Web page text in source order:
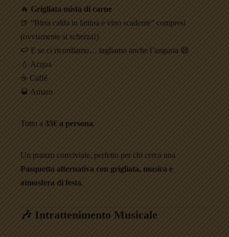
🔥 Grigliata mista di carne
🍺 “Birra calda in lattina e vino scadente” compresi
(ovviamente si scherza!)
🍉 E se ci ricordiamo… tagliamo anche l’anguria 😄
💧 Acqua
☕ Caffè
🥃 Amaro
Tutto a 35€ a persona.
Un pranzo conviviale, perfetto per chi cerca una
Pasquetta alternativa con grigliata, musica e
atmosfera di festa.
🎶 Intrattenimento Musicale